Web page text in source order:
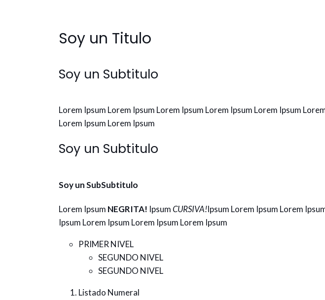
Soy un Titulo
Soy un Subtitulo
Lorem Ipsum Lorem Ipsum Lorem Ipsum Lorem Ipsum Lorem Ipsum
Lorem Ipsum Lorem Ipsum
Soy un Subtitulo
Soy un SubSubtitulo
Lorem Ipsum NEGRITA! IpsumCURSIVA!Ipsum Lorem Ipsum Lorem
Ipsum Lorem Ipsum Lorem Ipsum Lorem Ipsum
PRIMER NIVEL
SEGUNDO NIVEL
SEGUNDO NIVEL
Listado Numeral